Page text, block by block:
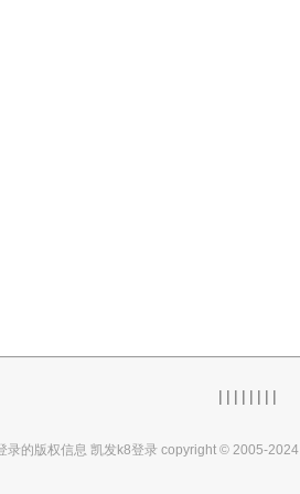
| | | | | | | |
录的版权信息 凯发k8登录 copyright © 2005-2024